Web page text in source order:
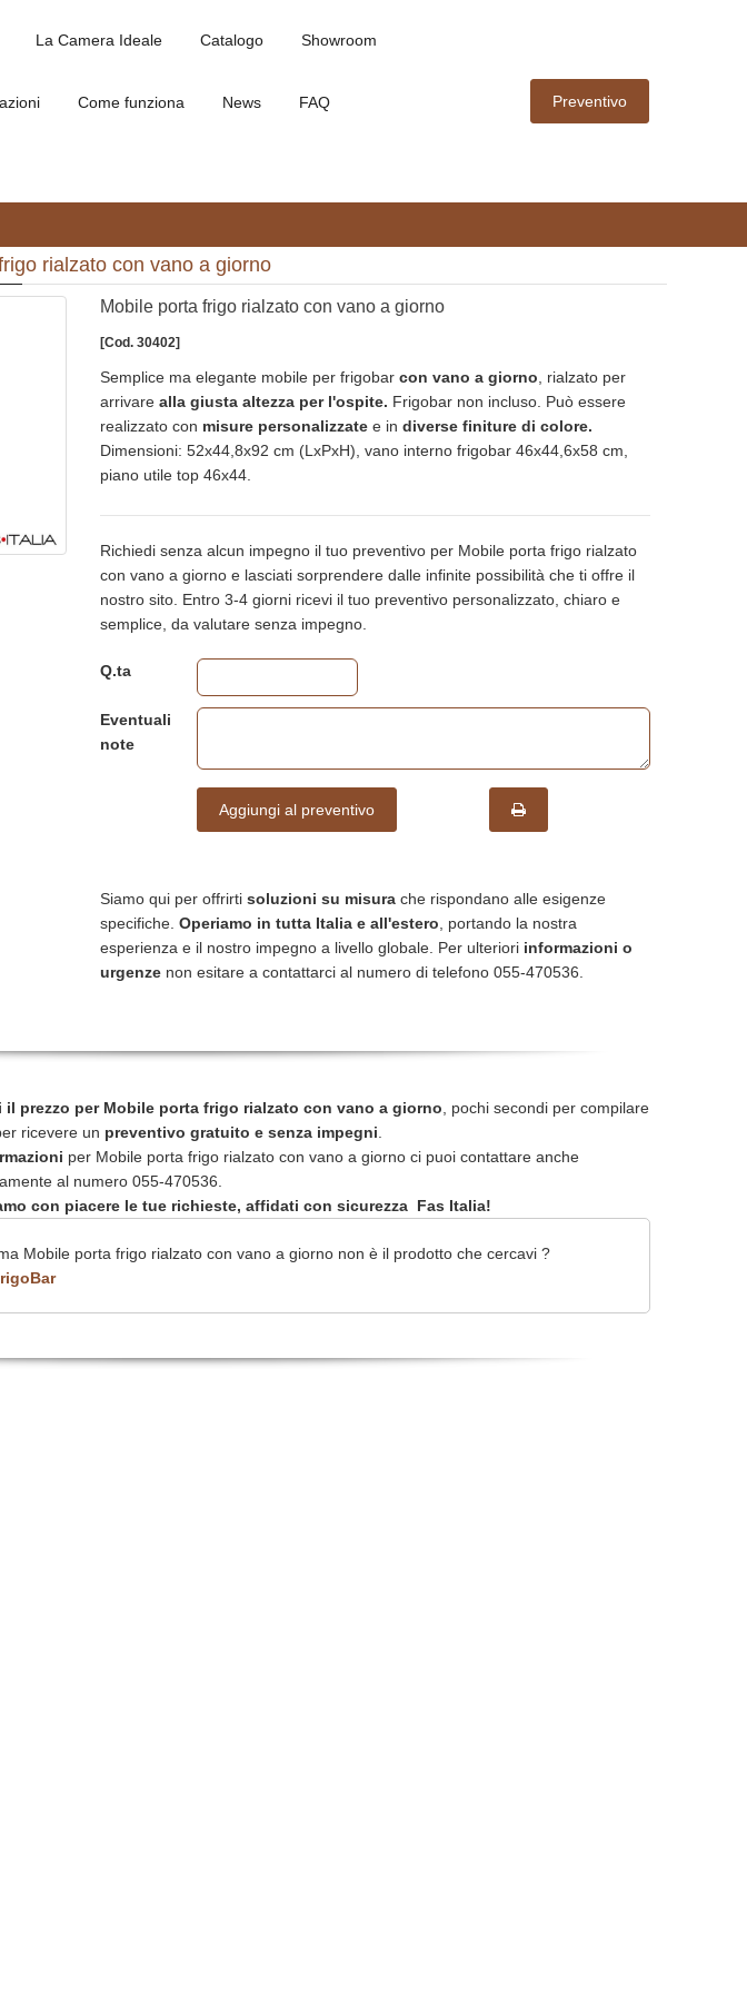
La Camera Ideale Catalogo Showroom
Come funziona News FAQ Preventivo
rialzato con vano a giorno
Mobile porta frigo rialzato con vano a giorno
[Cod. 30402]
Semplice ma elegante mobile per frigobar con vano a giorno , rialzato per
arrivare alla giusta altezza per l'ospite. Frigobar non incluso. Può essere
realizzato con misure personalizzate e in diverse finiture di colore.
Dimensioni: 52x44,8x92 cm (LxPxH), vano interno frigobar 46x44,6x58 cm,
piano utile top 46x44.
Richiedi senza alcun impegno il tuo preventivo per Mobile porta frigo rialzato
con vano a giorno e lasciati sorprendere dalle infinite possibilità che ti offre il
nostro sito. Entro 3-4 giorni ricevi il tuo preventivo personalizzato, chiaro e
semplice, da valutare senza impegno.
Q.ta
Eventuali
note
Aggiungi al preventivo
Siamo qui per offrirti soluzioni su misura che rispondano alle esigenze
specifiche. Operiamo in tutta Italia e all'estero , portando la nostra
esperienza e il nostro impegno a livello globale. Per ulteriori informazioni o
urgenze non esitare a contattarci al numero di telefono 055-470536.
il prezzo per Mobile porta frigo rialzato con vano a giorno , pochi secondi per compilare
ricevere un preventivo gratuito e senza impegni
per Mobile porta frigo rialzato con vano a giorno ci puoi contattare anche
al numero 055-470536.
con piacere le tue richieste, affidati con sicurezza Fas Italia!
Mobile porta frigo rialzato con vano a giorno non è il prodotto che cercavi ?